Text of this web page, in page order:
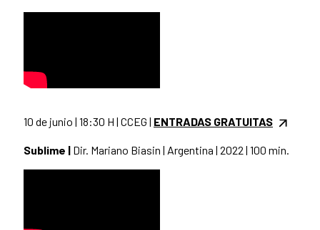
10 de junio | 18:30 H | CCEG | ENTRADAS GRATUITAS
Sublime | Dir. Mariano Biasin | Argentina | 2022 | 100 min.